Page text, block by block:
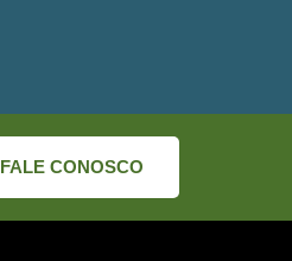
FALE CONOSCO